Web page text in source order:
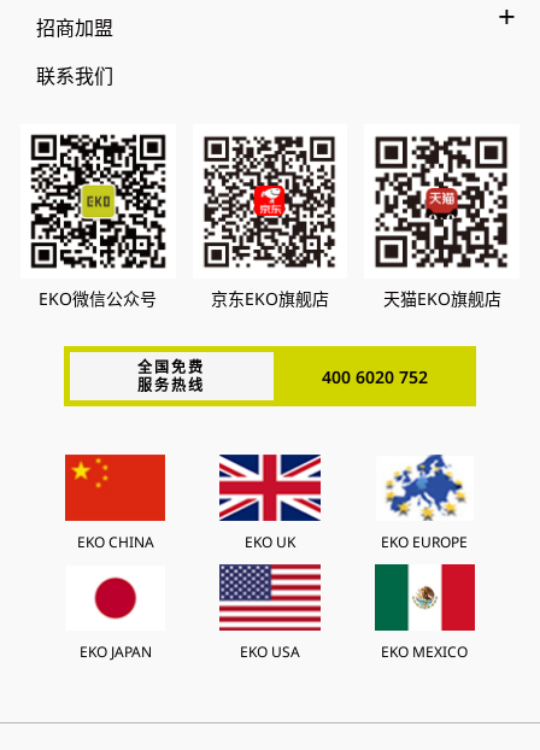
招商加盟
联系我们
EKO微信公众号 京东EKO旗舰店 天猫EKO旗舰店
全国免费
服务热线
400 6020 752
EKO CHINA EKO UK EKO EUROPE
EKO JAPAN EKO USA EKO MEXICO